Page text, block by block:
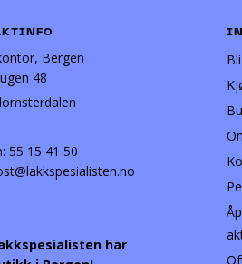
Bergen
48
55 15 41 50
har